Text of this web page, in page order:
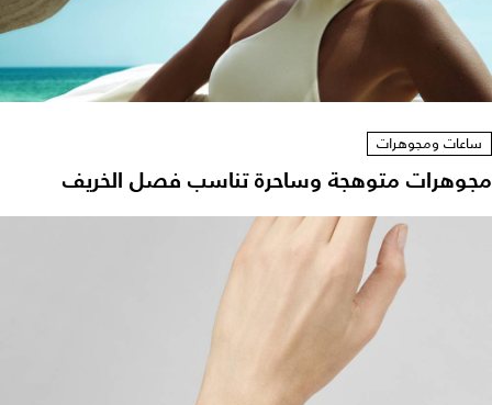
ساعات ومجوهرات
مجوهرات متوهجة وساحرة تناسب فصل الخريف